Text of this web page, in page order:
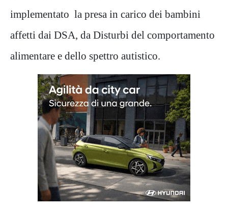
implementato la presa in carico dei bambini
affetti dai DSA, da Disturbi del comportamento
alimentare e dello spettro autistico.